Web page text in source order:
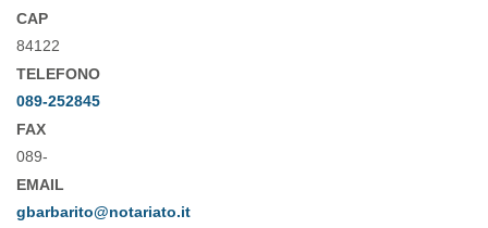
CAP
84122
TELEFONO
089-252845
FAX
089-
EMAIL
gbarbarito@notariato.it